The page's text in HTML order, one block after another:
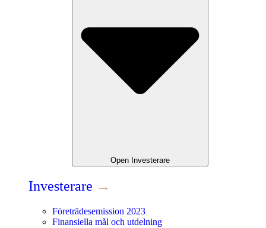
Open Investerare
Investerare →
Företrädesemission 2023
Finansiella mål och utdelning